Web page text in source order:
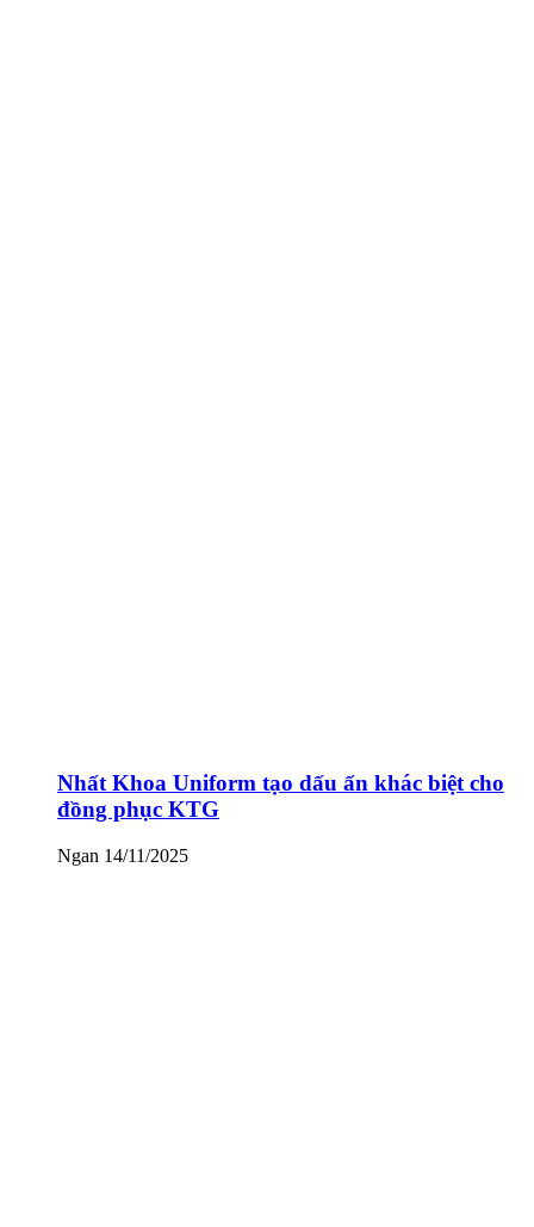
Nhất Khoa Uniform tạo dấu ấn khác biệt cho
đồng phục KTG
Ngan 14/11/2025